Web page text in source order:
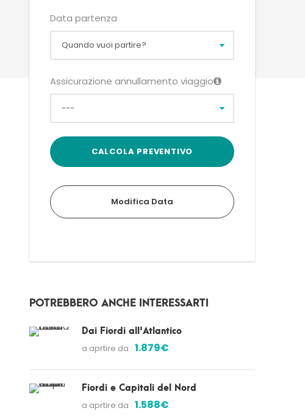
Data partenza
Assicurazione annullamento viaggio
Modifica Data
POTREBBERO ANCHE INTERESSARTI
Dai Fiordi all'Atlantico
a aprtire da 1.879€
Fiordi e Capitali del Nord
a aprtire da 1.588€